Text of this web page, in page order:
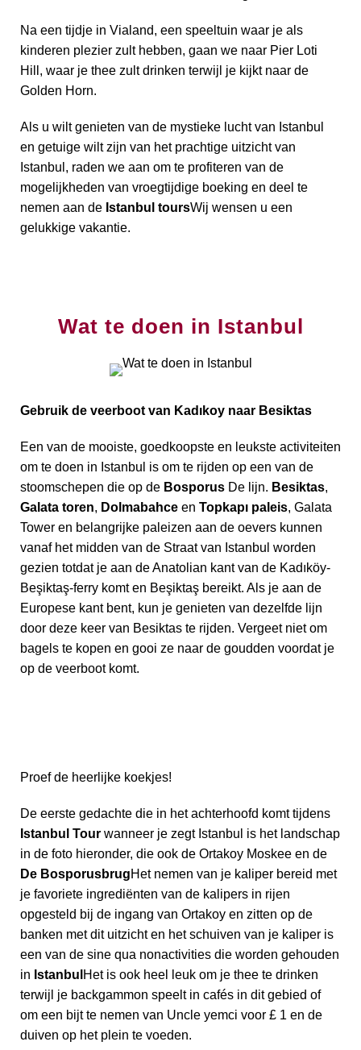
Na een tijdje in Vialand, een speeltuin waar je als
kinderen plezier zult hebben, gaan we naar Pier Loti
Hill, waar je thee zult drinken terwijl je kijkt naar de
Golden Horn.
Als u wilt genieten van de mystieke lucht van Istanbul
en getuige wilt zijn van het prachtige uitzicht van
Istanbul, raden we aan om te profiteren van de
mogelijkheden van vroegtijdige boeking en deel te
nemen aan de Istanbul toursWij wensen u een
gelukkige vakantie.
Wat te doen in Istanbul
Gebruik de veerboot van Kadıkoy naar Besiktas
Een van de mooiste, goedkoopste en leukste activiteiten
om te doen in Istanbul is om te rijden op een van de
stoomschepen die op de Bosporus De lijn. Besiktas,
Galata toren, Dolmabahce en Topkapı paleis, Galata
Tower en belangrijke paleizen aan de oevers kunnen
vanaf het midden van de Straat van Istanbul worden
gezien totdat je aan de Anatolian kant van de Kadıköy-
Beşiktaş-ferry komt en Beşiktaş bereikt. Als je aan de
Europese kant bent, kun je genieten van dezelfde lijn
door deze keer van Besiktas te rijden. Vergeet niet om
bagels te kopen en gooi ze naar de goudden voordat je
op de veerboot komt.
Proef de heerlijke koekjes!
De eerste gedachte die in het achterhoofd komt tijdens
Istanbul Tour wanneer je zegt Istanbul is het landschap
in de foto hieronder, die ook de Ortakoy Moskee en de
De BosporusbrugHet nemen van je kaliper bereid met
je favoriete ingrediënten van de kalipers in rijen
opgesteld bij de ingang van Ortakoy en zitten op de
banken met dit uitzicht en het schuiven van je kaliper is
een van de sine qua nonactivities die worden gehouden
in Istanbul Het is ook heel leuk om je thee te drinken
terwijl je backgammon speelt in cafés in dit gebied of
om een bijt te nemen van Uncle yemci voor £ 1 en de
duiven op het plein te voeden.